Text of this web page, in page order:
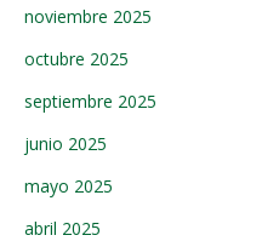
noviembre 2025
octubre 2025
septiembre 2025
junio 2025
mayo 2025
abril 2025